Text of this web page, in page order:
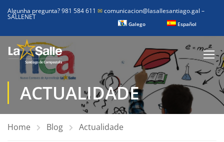
Algunha pregunta? 981 584 611 ✉comunicacion@lasallesantiago.gal –
SALLENET
Galego Español
ACTUALIDADE
Home Blog Actualidade